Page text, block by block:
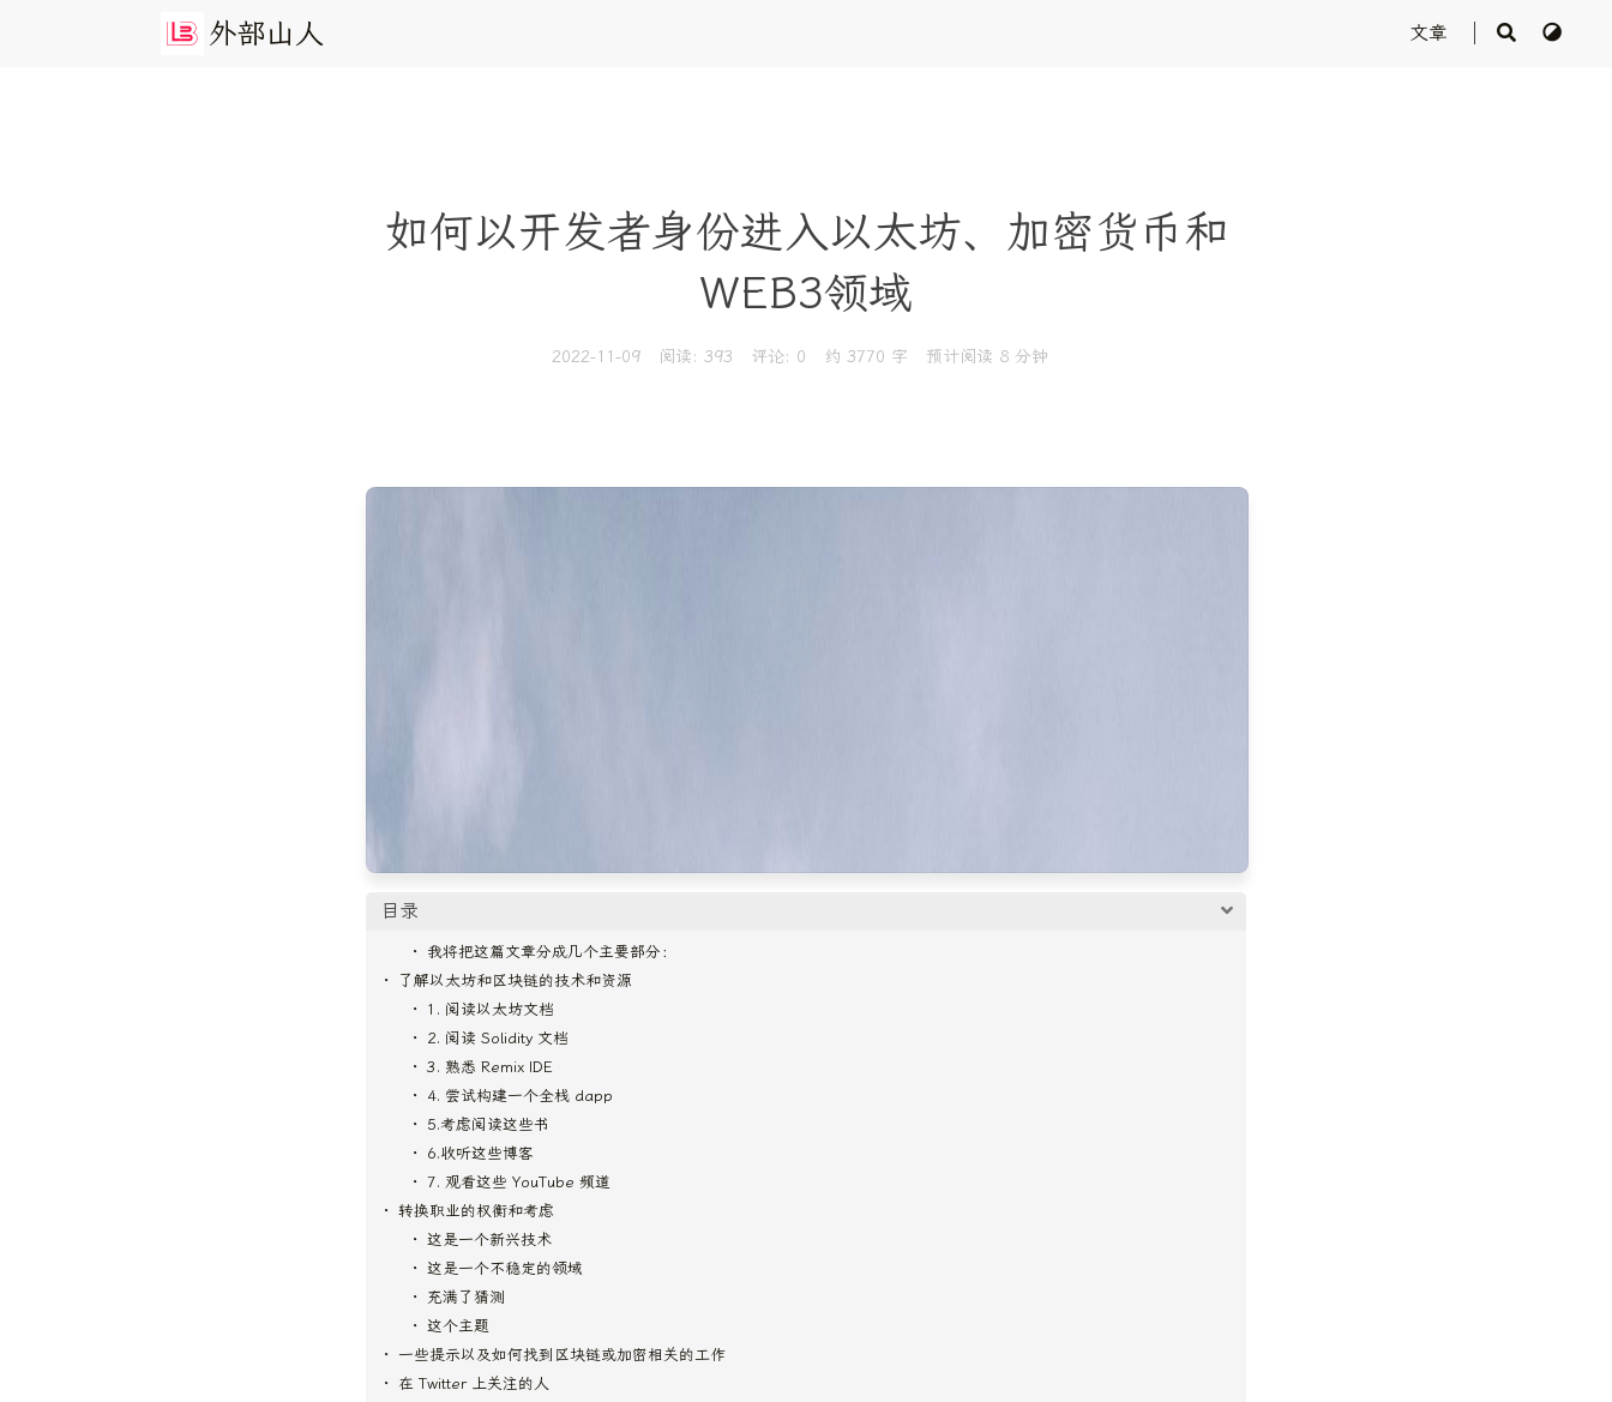
外部山 人 文章
如何以开发者身份进入以太坊、加密货币和
WEB3领域
2022-11-09 阅读: 393 评论: 0 约 3770 字 预计阅读 8 分钟
目录
我将把这篇文章分成几个主要部分：
了解以太坊和区块链的技术和资源
1. 阅读以太坊文档
2. 阅读 Solidity 文档
3. 熟悉 Remix IDE
4. 尝试构建一个全栈 dapp
5.考虑阅读这些书
6.收听这些博客
7. 观看这些 YouTube 频道
转换职业的权衡和考虑
这是一个新兴技术
这是一个不稳定的领域
充满了猜测
这个主题
一些提示以及如何找到区块链或加密相关的工作
在 Twitter 上关注的人